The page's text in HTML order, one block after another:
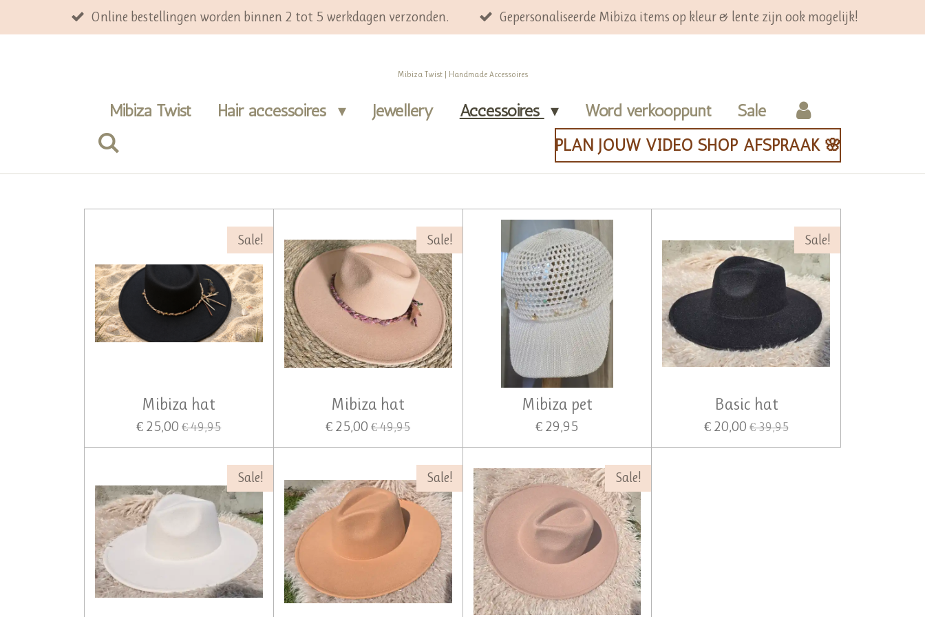
direct
Online bestellingen worden binnen 2 tot 5 werkdagen verzonden. Gepersonaliseerde Mibiza items op kleur & lente zijn ook mogelijk!
Mibiza Twist | Handmade Accessoires
Mibiza Twist Hair accessoires Jewellery Accessoires Word verkooppunt
Sale
PLAN JOUW VIDEO SHOP AFSPRAAK 🌸
Sale!
Mibiza hat
€ 25,00 € 49,95
Sale!
Mibiza hat
€ 25,00 € 49,95
Mibiza pet
€ 29,95
Sale!
Basic hat
€ 20,00 € 39,95
Sale! Sale! Sale!